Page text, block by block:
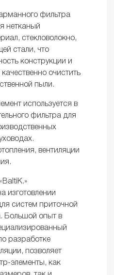
фильтра
нетканый
стекловолокно,
стали, что
конструкции и
очистить
пыли.
используется в
фильтра для
вентиляции
изготовлении
систем приточной
Большой опыт в
разработке
позволяет
элементы, как